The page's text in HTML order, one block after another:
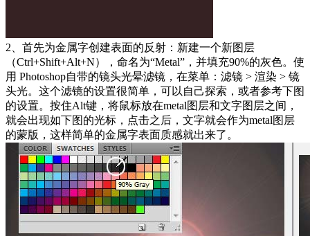
2、首先为金属字创建表面的反射：新建一个新图层
（Ctrl+Shift+Alt+N），命名为“Metal”，并填充90%的灰色。使
用 Photoshop自带的镜头光晕滤镜，在菜单：滤镜 > 渲染 > 镜
头光。这个滤镜的设置很简单，可以自己探索，或者参考下图
的设置。按住Alt键，将鼠标放在metal图层和文字图层之间，
就会出现如下图的光标，点击之后，文字就会作为metal图层
的蒙版，这样简单的金属字表面质感就出来了。